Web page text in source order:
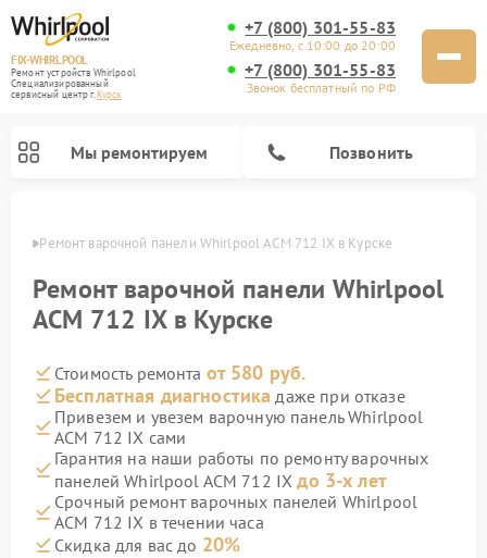
FIX-WHIRLPOOL
Ремонт устройств Whirlpool
Специализированный
cервисный центр г.Курск
+7 (800) 301-55-83
Ежедневно, с 10:00 до 20:00
+7 (800) 301-55-83
Звонок бесплатный по РФ
Мы ремонтируем Позвонить
Ремонт варочной панели Whirlpool ACM 712 IX в Курске
Ремонт варочной панели Whirlpool
ACM 712 IX в Курске
Стоимость ремонта от 580 руб.
Бесплатная диагностика даже при отказе
Привезем и увезем варочную панель Whirlpool
ACM 712 IX сами
Гарантия на наши работы по ремонту варочных
панелей Whirlpool ACM 712 IXдо 3-х лет
Срочный ремонт варочных панелей Whirlpool
ACM 712 IX в течении часа
Скидка для вас до 20%